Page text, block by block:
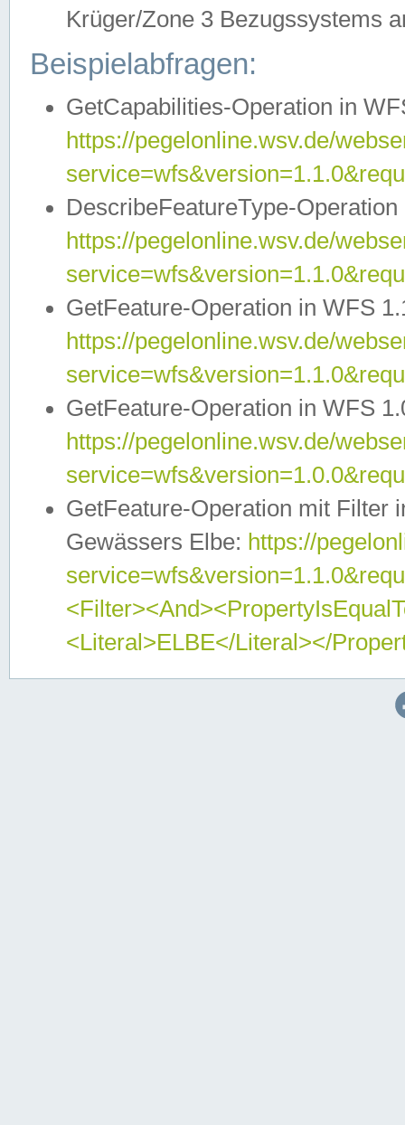
Krüger/Zone 3 Bezugssystems
Beispielabfragen:
GetCapabilities-Operation in
https://pegelonline.wsv.de/
DescribeFeatureType-
https://pegelonline.wsv.de/
GetFeature-Operation in WFS
https://pegelonline.wsv.de/
GetFeature-Operation in WFS
https://pegelonline.wsv.de/
GetFeature-Operation mit Filter
Gewässers Elbe: https://
<Literal>ELBE</Literal></